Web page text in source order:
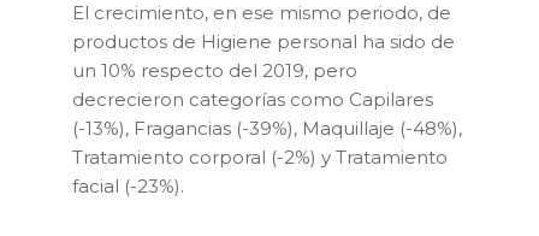
El crecimiento, en ese mismo periodo, de
productos de Higiene personal ha sido de
un 10% respecto del 2019, pero
decrecieron categorías como Capilares
(-13%), Fragancias (-39%), Maquillaje (-48%),
Tratamiento corporal (-2%) y Tratamiento
facial (-23%).